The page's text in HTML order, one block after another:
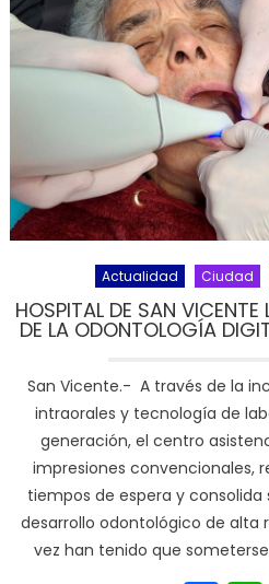
Actualidad Ciudad
HOSPITAL DE SAN VICENTE
DE LA ODONTOLOGÍA
San Vicente.- A través de la
intraorales y tecnología de
generación, el centro
impresiones convencionales,
tiempos de espera y
desarrollo odontológico de alta
vez han tenido que